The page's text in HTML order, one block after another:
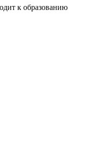
к образованию